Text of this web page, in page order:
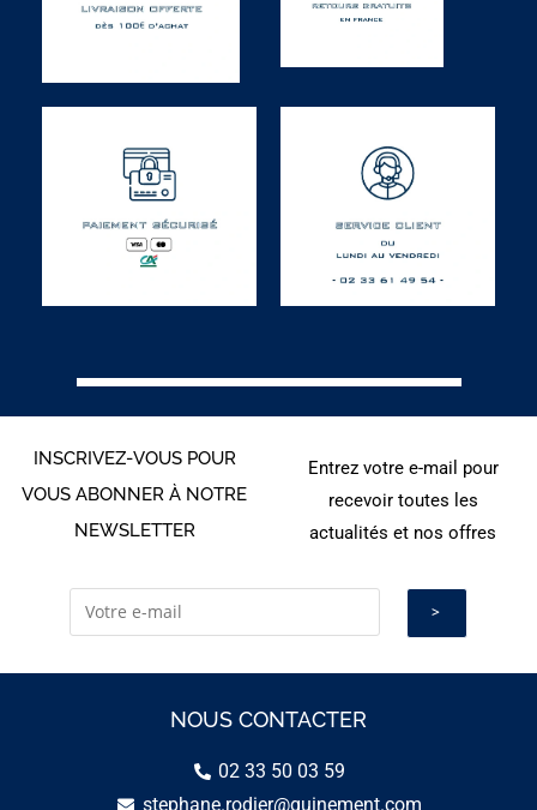
INSCRIVEZ-VOUS POUR
VOUS ABONNER À NOTRE
NEWSLETTER
Entrez votre e-mail pour
recevoir toutes les
actualités et nos offres
NOUS CONTACTER
02 33 50 03 59
stephane.rodier@guinement.com